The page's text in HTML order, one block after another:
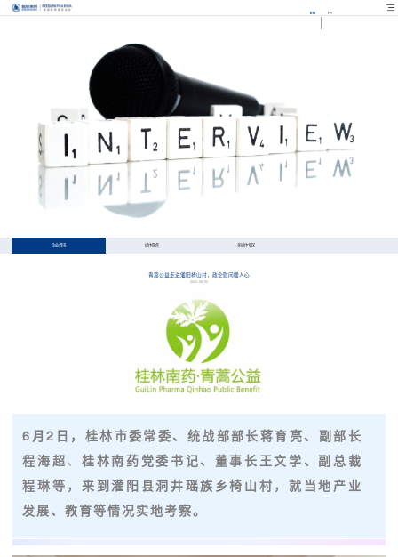
EN FR
企业资讯 媒体聚焦 多媒体专区
青蒿公益走进灌阳椅山村，政企慰问暖人心
2022-06-02
6月2日，桂林市委常委、统战部部长蒋育亮、副部长
程海超、桂林南药党委书记、董事长王文学、副总裁
程琳等，来到灌阳县洞井瑶族乡椅山村，就当地产业
发展、教育等情况实地考察。